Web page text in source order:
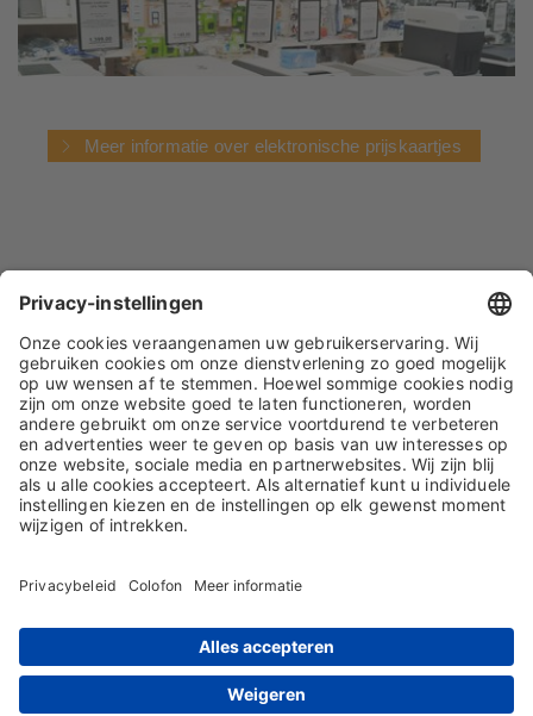
Meer informatie over elektronische prijskaartjes
IMPRESSUM
GEGEVENSBESCHERMING
ALGEMENE VOORWAARDEN